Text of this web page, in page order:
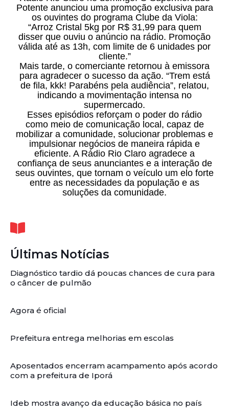
Potente anunciou uma promoção exclusiva para
os ouvintes do programa Clube da Viola:
“Arroz Cristal 5kg por R$ 31,99 para quem
disser que ouviu o anúncio na rádio. Promoção
válida até as 13h, com limite de 6 unidades por
cliente.”
Mais tarde, o comerciante retornou à emissora
para agradecer o sucesso da ação. “Trem está
de fila, kkk! Parabéns pela audiência”, relatou,
indicando a movimentação intensa no
supermercado.
Esses episódios reforçam o poder do rádio
como meio de comunicação local, capaz de
mobilizar a comunidade, solucionar problemas e
impulsionar negócios de maneira rápida e
eficiente. A Rádio Rio Claro agradece a
confiança de seus anunciantes e a interação de
seus ouvintes, que tornam o veículo um elo forte
entre as necessidades da população e as
soluções da comunidade.
Últimas Notícias
Diagnóstico tardio dá poucas chances de cura para
o câncer de pulmão
Agora é oficial
Prefeitura entrega melhorias em escolas
Aposentados encerram acampamento após acordo
com a prefeitura de Iporá
Ideb mostra avanço da educação básica no país